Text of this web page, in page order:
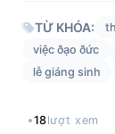
TỪ KHÓA:
việc ðạo ðức
lễ giáng sinh
18lượt xem